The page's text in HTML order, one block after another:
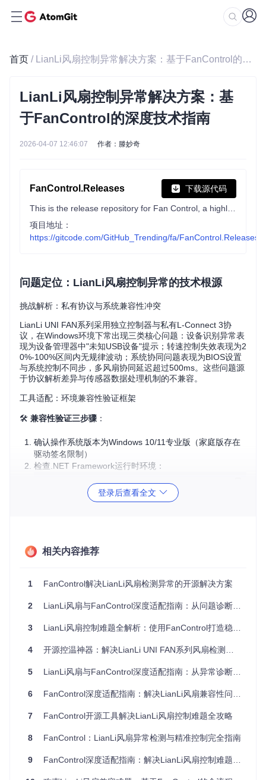
首页 / LianLi风扇控制异常解决方案：基于FanControl的深度技术指南
LianLi风扇控制异常解决方案：基
于FanControl的深度技术指南
2026-04-07 12:46:07 作者：滕妙奇
FanControl.Releases 下载源代码
项目地址：
https://gitcode.com/GitHub_Trending/fa/FanControl.Releases
问题定位：LianLi风扇控制异常的技术根源
挑战解析：私有协议与系统兼容性冲突
LianLi UNI FAN系列采用独立控制器与私有L-Connect 3协
议，在Windows环境下常出现三类核心问题：设备识别异常表
现为设备管理器中"未知USB设备"提示；转速控制失效表现为2
0%-100%区间内无规律波动；系统协同问题表现为BIOS设置
与系统控制不同步，多风扇协同延迟超过500ms。这些问题源
于协议解析差异与传感器数据处理机制的不兼容。
工具适配：环境兼容性验证框架
🛠️ 兼容性验证三步骤 ：
确认操作系统版本为Windows 10/11专业版（家庭版存在
驱动签名限制）
检查.NET Framework运行时环境：
dotnet --list-runtimes | findstr
预期输出应包含"Microsoft.NETCore.App 8.0.x"条目
结果需显示版本号≥10.0.19041.0
校验关键文件完整性：
75aa81574766d68b6
Updater.exe需通过数字签名验证（签名者应为"FanCo
ntrol Project"）
验证方法：环境就绪状态确认
@echo off
systeminfo | findstr /B /C:"OS Name" /C:"OS Version"
echo [2/3] .NET Runtime Check
登录后查看全文
相关内容推荐
1 FanControl解决LianLi风扇检测异常的开源解决方案
2 LianLi风扇与FanControl深度适配指南：从问题诊断到性能优化
3 LianLi风扇控制难题全解析：使用FanControl打造稳定散热系统
4 开源控温神器：解决LianLi UNI FAN系列风扇检测异常全攻略
5 LianLi风扇与FanControl深度适配指南：从异常诊断到性能优化
6 FanControl深度适配指南：解决LianLi风扇兼容性问题的完整方案
7 FanControl开源工具解决LianLi风扇控制难题全攻略
8 FanControl：LianLi风扇异常检测与精准控制完全指南
9 FanControl深度适配指南：解决LianLi风扇控制难题的完整方案